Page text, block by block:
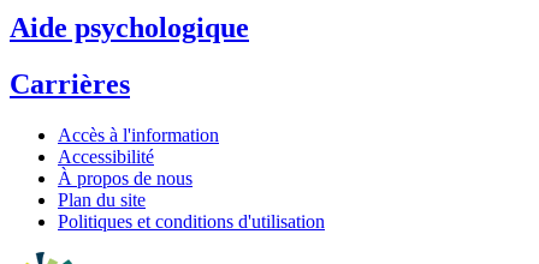
Aide psychologique
Carrières
Accès à l'information
Accessibilité
À propos de nous
Plan du site
Politiques et conditions d'utilisation